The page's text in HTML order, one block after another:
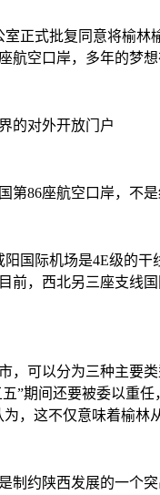
式批复同意将榆林
航空口岸，多年的梦想
对外开放门户
86座航空口岸，不是
际机场是4E级的干
前，西北另三座支线
可以分为三种主要类
”期间还要被委以重
，这不仅意味着榆林
约陕西发展的一个突